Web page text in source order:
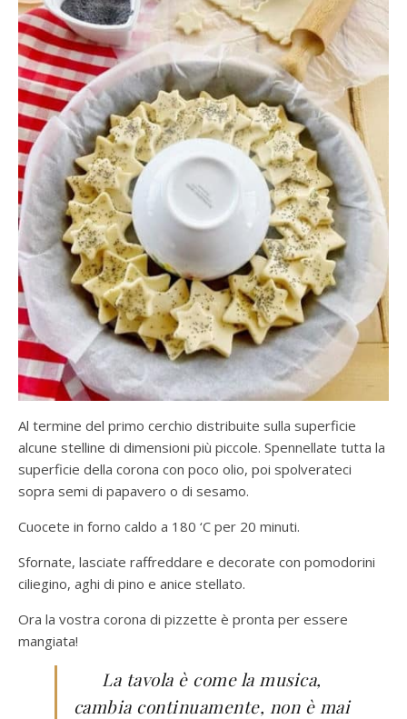
Al termine del primo cerchio distribuite sulla superficie
alcune stelline di dimensioni più piccole. Spennellate tutta la
superficie della corona con poco olio, poi spolverateci
sopra semi di papavero o di sesamo.
Cuocete in forno caldo a 180 ‘C per 20 minuti.
Sfornate, lasciate raffreddare e decorate con pomodorini
ciliegino, aghi di pino e anice stellato.
Ora la vostra corona di pizzette è pronta per essere
mangiata!
La tavola è come la musica,
cambia continuamente, non è mai